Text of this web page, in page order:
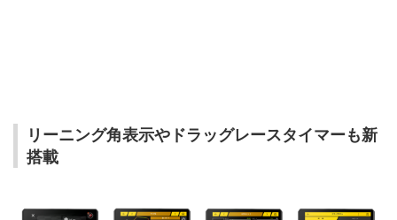
リーニング角表示やドラッグレースタイマーも新
搭載